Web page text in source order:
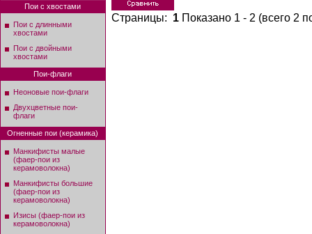
Страницы: 1 Показано 1 - 2 (всего 2
Пои с хвостами
Пои с длинными
хвостами
Пои с двойными
хвостами
Пои-флаги
Неоновые пои-флаги
Двухцветные пои-
флаги
Огненные пои (керамика)
Манкифисты малые
(фаер-пои из
керамоволокна)
Манкифисты большие
(фаер-пои из
керамоволокна)
Изисы (фаер-пои из
керамоволокна)